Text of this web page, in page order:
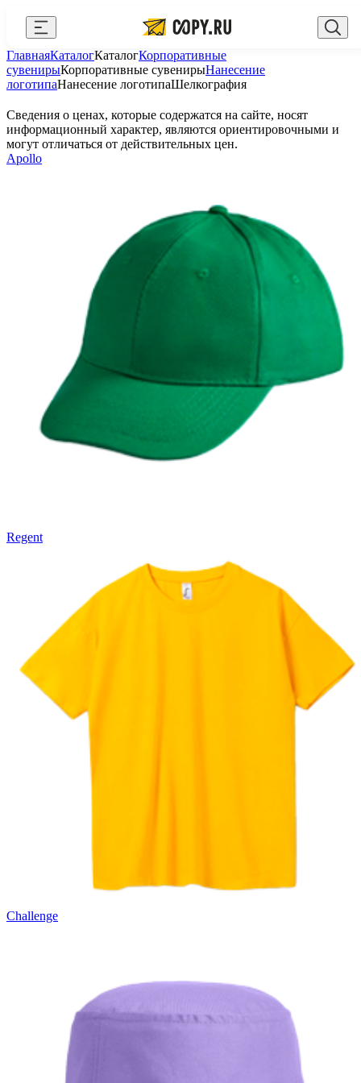
Выберите город
AI Copy.ru
API и интеграции
Сувениры с логотипом
Для бизнеса
Генератор QR-кодов
Публичная оферта
Клуб привилегий
Вакансии
О компании
Написать директору
Франшиза
Закрыть
ГлавнаяКаталогКаталогКорпоративные
сувенирыКорпоративные сувенирыНанесение
логотипаНанесение логотипаШелкография
Сведения о ценах, которые содержатся на сайте, носят
информационный характер, являются ориентировочными и
могут отличаться от действительных цен.
Apollo
Regent
Challenge